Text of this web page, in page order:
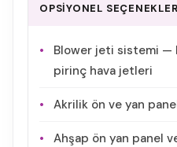
OPSİYONEL SEÇENEKLER
Blower jeti sistemi —
pirinç hava jetleri
Akrilik ön ve yan
Ahşap ön yan panel